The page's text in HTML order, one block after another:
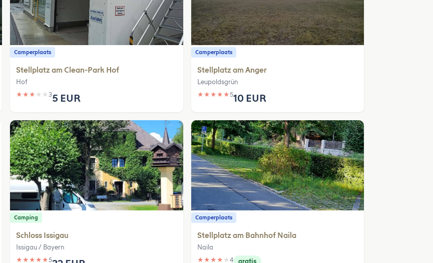
Camperplaats
Stellplatz am Clean-Park Hof
Hof
★ ★ ★ ★ ★35 EUR
Camperplaats
Stellplatz am Anger
Leupoldsgrün
★ ★ ★ ★ ★510 EUR
Camping
Schloss Issigau
Issigau / Bayern
★ ★ ★ ★ ★5
Camperplaats
Stellplatz am Bahnhof Naila
Naila
★ ★ ★ ★ ★ 4 gratis